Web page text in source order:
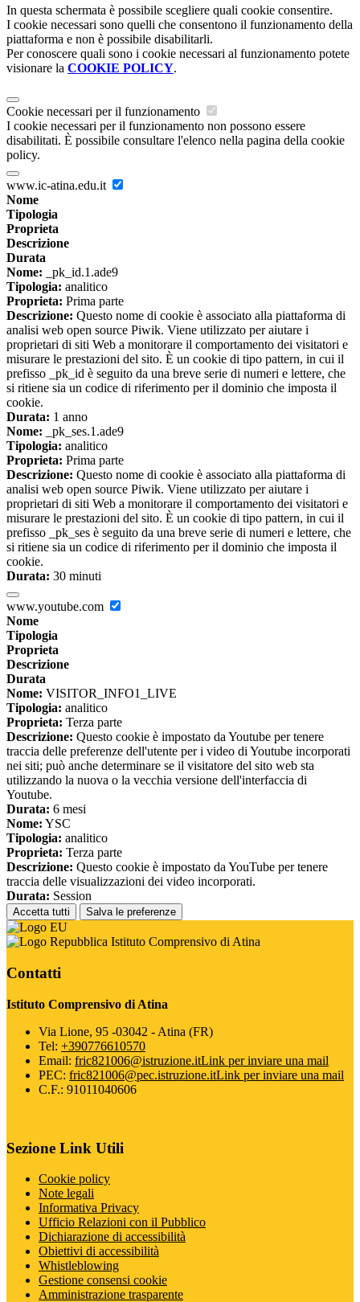
In questa schermata è possibile scegliere quali cookie consentire.
I cookie necessari sono quelli che consentono il funzionamento della
piattaforma e non è possibile disabilitarli.
Per conoscere quali sono i cookie necessari al funzionamento potete
visionare la COOKIE POLICY.
Cookie necessari per il funzionamento
I cookie necessari per il funzionamento non possono essere
disabilitati. È possibile consultare l'elenco nella pagina della cookie
policy.
www.ic-atina.edu.it
Nome
Tipologia
Proprieta
Descrizione
Durata
Nome: _pk_id.1.ade9
Tipologia: analitico
Proprieta: Prima parte
Descrizione: Questo nome di cookie è associato alla piattaforma di
analisi web open source Piwik. Viene utilizzato per aiutare i
proprietari di siti Web a monitorare il comportamento dei visitatori e
misurare le prestazioni del sito. È un cookie di tipo pattern, in cui il
prefisso _pk_id è seguito da una breve serie di numeri e lettere, che
si ritiene sia un codice di riferimento per il dominio che imposta il
cookie.
Durata: 1 anno
Nome: _pk_ses.1.ade9
Tipologia: analitico
Proprieta: Prima parte
Descrizione: Questo nome di cookie è associato alla piattaforma di
analisi web open source Piwik. Viene utilizzato per aiutare i
proprietari di siti Web a monitorare il comportamento dei visitatori e
misurare le prestazioni del sito. È un cookie di tipo pattern, in cui il
prefisso _pk_ses è seguito da una breve serie di numeri e lettere, che
si ritiene sia un codice di riferimento per il dominio che imposta il
cookie.
Durata: 30 minuti
www.youtube.com
Nome
Tipologia
Proprieta
Descrizione
Durata
Nome: VISITOR_INFO1_LIVE
Tipologia: analitico
Proprieta: Terza parte
Descrizione: Questo cookie è impostato da Youtube per tenere
traccia delle preferenze dell'utente per i video di Youtube incorporati
nei siti; può anche determinare se il visitatore del sito web sta
utilizzando la nuova o la vecchia versione dell'interfaccia di
Youtube.
Durata: 6 mesi
Nome: YSC
Tipologia: analitico
Proprieta: Terza parte
Descrizione: Questo cookie è impostato da YouTube per tenere
traccia delle visualizzazioni dei video incorporati.
Durata: Session
Accetta tutti Salva le preferenze
Istituto Comprensivo di Atina
Contatti
Istituto Comprensivo di Atina
Via Lione, 95 -03042 - Atina (FR)
Tel: +390776610570
Email: fric821006@istruzione.itLink per inviare una mail
PEC: fric821006@pec.istruzione.itLink per inviare una mail
C.F.: 91011040606
Sezione Link Utili
Cookie policy
Note legali
Informativa Privacy
Ufficio Relazioni con il Pubblico
Dichiarazione di accessibilità
Obiettivi di accessibilità
Whistleblowing
Gestione consensi cookie
Amministrazione trasparente